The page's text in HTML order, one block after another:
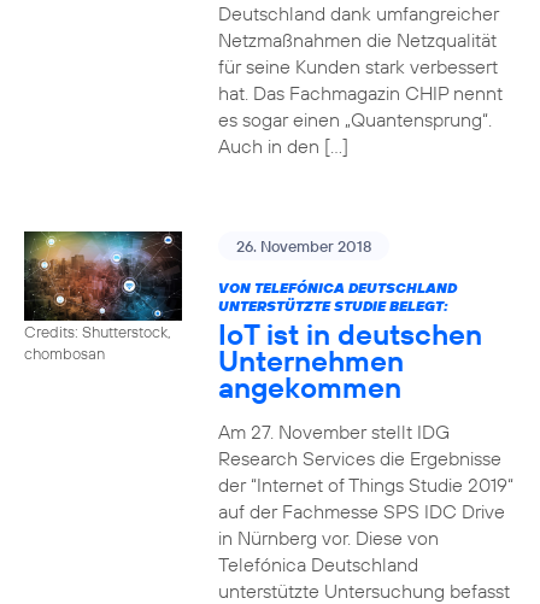
Deutschland dank umfangreicher
Netzmaßnahmen die Netzqualität
für seine Kunden stark verbessert
hat. Das Fachmagazin CHIP nennt
es sogar einen „Quantensprung“.
Auch in den […]
Credits: Shutterstock,
chombosan
26. November 2018
VON TELEFÓNICA DEUTSCHLAND
UNTERSTÜTZTE STUDIE BELEGT:
IoT ist in deutschen
Unternehmen
angekommen
Am 27. November stellt IDG
Research Services die Ergebnisse
der “Internet of Things Studie 2019“
auf der Fachmesse SPS IDC Drive
in Nürnberg vor. Diese von
Telefónica Deutschland
unterstützte Untersuchung befasst